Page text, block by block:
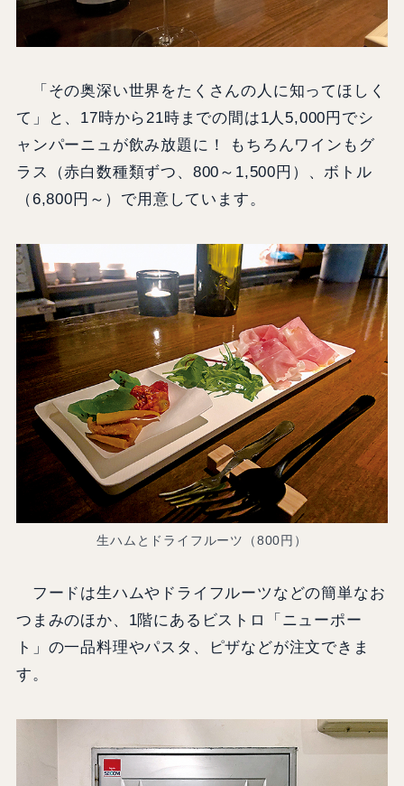
「その奥深い世界をたくさんの人に知ってほしく
て」と、17時から21時までの間は1人5,000円でシ
ャンパーニュが飲み放題に！ もちろんワインもグ
ラス（赤白数種類ずつ、800～1,500円）、ボトル
（6,800円～）で用意しています。
生ハムとドライフルーツ（800円）
フードは生ハムやドライフルーツなどの簡単なお
つまみのほか、1階にあるビストロ「ニューポー
ト」の一品料理やパスタ、ピザなどが注文できま
す。